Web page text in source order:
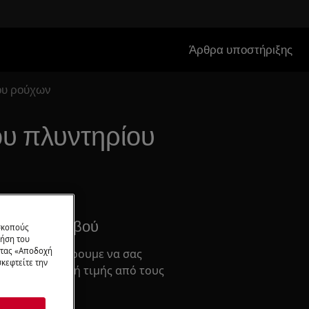
Άρθρα υποστήριξης
ρούχων
πλυντηρίου
Ραντεβού
όπου μπορουμε να σας
σταθερή τιμής από τους
του
«Αποδοχή
την